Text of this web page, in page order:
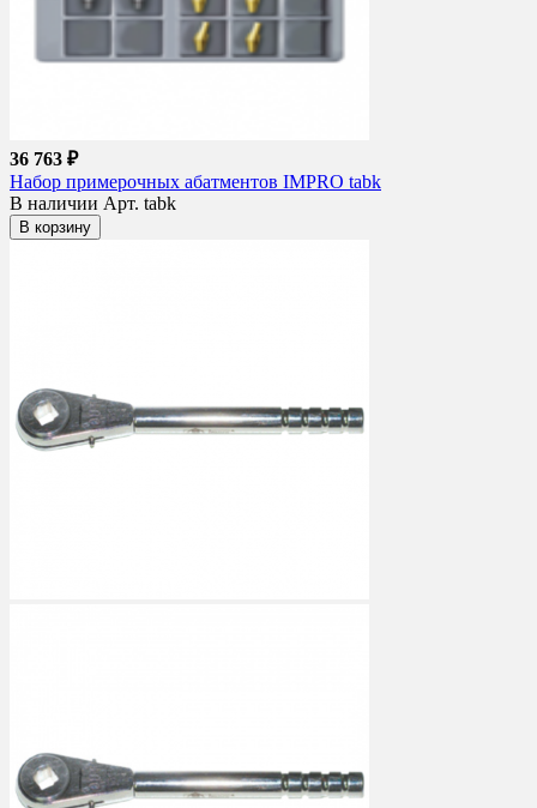
36 763 ₽
Набор примерочных абатментов IMPRO tabk
В наличии Арт. tabk
В корзину